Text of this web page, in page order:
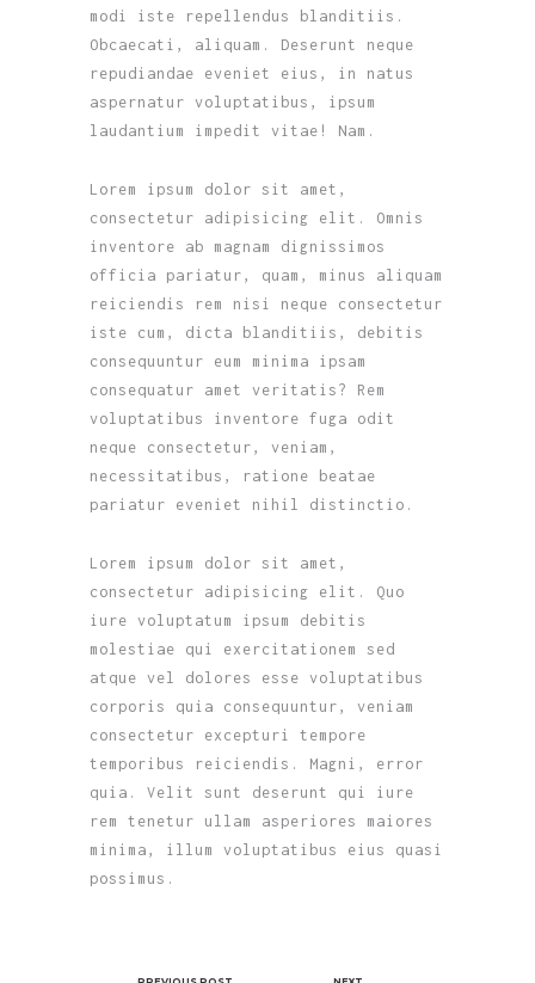
modi iste repellendus blanditiis.
Obcaecati, aliquam. Deserunt neque
repudiandae eveniet eius, in natus
aspernatur voluptatibus, ipsum
laudantium impedit vitae! Nam.
Lorem ipsum dolor sit amet,
consectetur adipisicing elit. Omnis
inventore ab magnam dignissimos
officia pariatur, quam, minus aliquam
reiciendis rem nisi neque consectetur
iste cum, dicta blanditiis, debitis
consequuntur eum minima ipsam
consequatur amet veritatis? Rem
voluptatibus inventore fuga odit
neque consectetur, veniam,
necessitatibus, ratione beatae
pariatur eveniet nihil distinctio.
Lorem ipsum dolor sit amet,
consectetur adipisicing elit. Quo
iure voluptatum ipsum debitis
molestiae qui exercitationem sed
atque vel dolores esse voluptatibus
corporis quia consequuntur, veniam
consectetur excepturi tempore
temporibus reiciendis. Magni, error
quia. Velit sunt deserunt qui iure
rem tenetur ullam asperiores maiores
minima, illum voluptatibus eius quasi
possimus.